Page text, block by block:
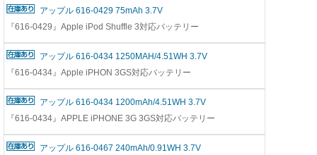
アップル 616-0429 75mAh 3.7V
『616-0429』Apple iPod Shuffle 3対応バッテリー
アップル 616-0434 1250MAH/4.51WH 3.7V
『616-0434』Apple iPHON 3GS対応バッテリー
アップル 616-0434 1200mAh/4.51WH 3.7V
『616-0434』APPLE iPHONE 3G 3GS対応バッテリー
アップル 616-0467 240mAh/0.91WH 3.7V